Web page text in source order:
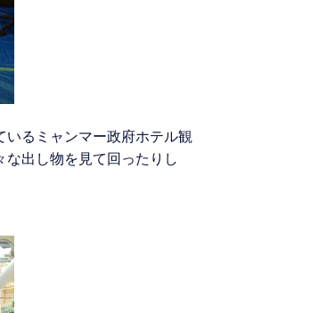
いるミャンマー政府ホテル観
出し物を見て回ったりし